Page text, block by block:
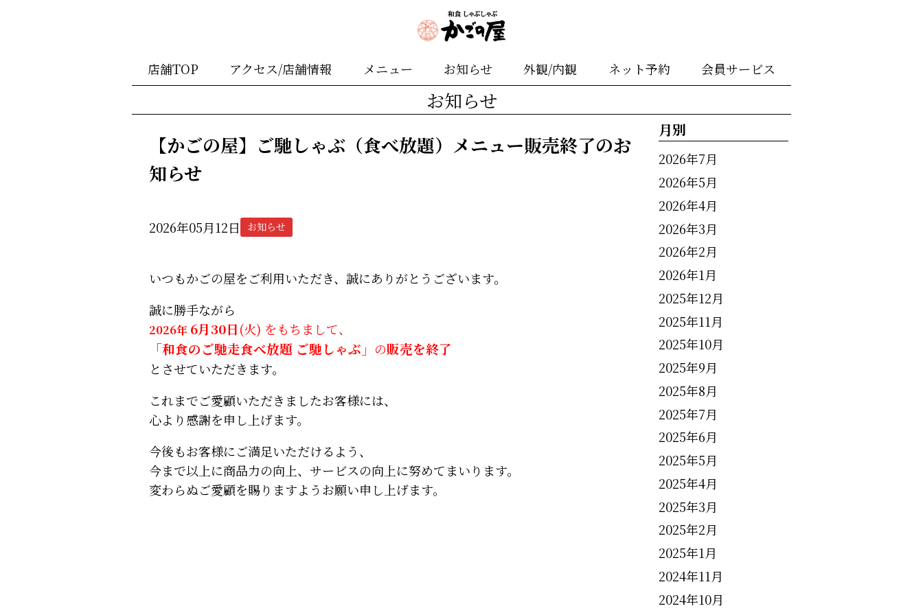
店舗TOP アクセス/店舗情報 メニュー お知らせ 外観/内観 ネット予約 会員サービス
お知らせ
【かごの屋】ご馳しゃぶ（食べ放題）メニュー販売終了のお
知らせ
2026年05月12日 お知らせ
いつもかごの屋をご利用いただき、誠にありがとうございます。
誠に勝手ながら
2026年 6月30日(火) をもちまして、
「和食のご馳走食べ放題 ご馳しゃぶ」 の販売を終了
とさせていただきます。
これまでご愛顧いただきましたお客様には、
心より感謝を申し上げます。
今後もお客様にご満足いただけるよう、
今まで以上に商品力の向上、サービスの向上に努めてまいります。
変わらぬご愛顧を賜りますようお願い申し上げます。
月別
2026年7月
2026年5月
2026年4月
2026年3月
2026年2月
2026年1月
2025年12月
2025年11月
2025年10月
2025年9月
2025年8月
2025年7月
2025年6月
2025年5月
2025年4月
2025年3月
2025年2月
2025年1月
2024年11月
2024年10月